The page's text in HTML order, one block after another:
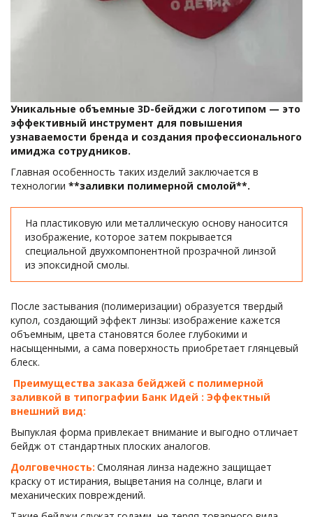
Уникальные объемные 3D-бейджи с логотипом — это
эффективный инструмент для повышения
узнаваемости бренда и создания профессионального
имиджа сотрудников.
Главная особенность таких изделий заключается в
технологии **заливки полимерной смолой**.
На пластиковую или металлическую основу наносится
изображение, которое затем покрывается
специальной двухкомпонентной прозрачной линзой
из эпоксидной смолы.
После застывания (полимеризации) образуется твердый
купол, создающий эффект линзы: изображение кажется
объемным, цвета становятся более глубокими и
насыщенными, а сама поверхность приобретает глянцевый
блеск.
заливкой в типографии Банк Идей : Эффектный
внешний вид:
Выпуклая форма привлекает внимание и выгодно отличает
бейдж от стандартных плоских аналогов.
Долговечность: Смоляная линза надежно защищает
краску от истирания, выцветания на солнце, влаги и
механических повреждений.